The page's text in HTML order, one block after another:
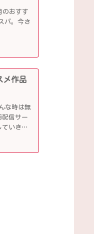
のおすす
パ。今さ
メ作品
な時は無
配信サー
いきま